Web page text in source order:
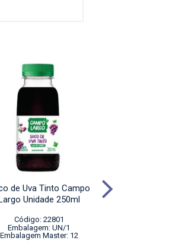
de Uva Tinto Campo
Unidade 250ml
Código: 22801
Embalagem: UN/1
Embalagem Master: 12